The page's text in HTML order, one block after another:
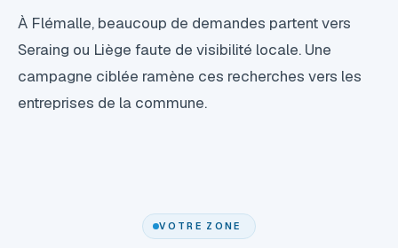
À Flémalle, beaucoup de demandes partent vers
Seraing ou Liège faute de visibilité locale. Une
campagne ciblée ramène ces recherches vers les
entreprises de la commune.
VOTRE ZONE